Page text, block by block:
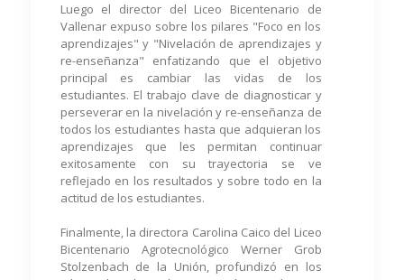
Luego el director del Liceo Bicentenario de
Vallenar expuso sobre los pilares "Foco en los
aprendizajes" y "Nivelación de aprendizajes y
re-enseñanza" enfatizando que el objetivo
principal es cambiar las vidas de los
estudiantes. El trabajo clave de diagnosticar y
perseverar en la nivelación y re-enseñanza de
todos los estudiantes hasta que adquieran los
aprendizajes que les permitan continuar
exitosamente con su trayectoria se ve
reflejado en los resultados y sobre todo en la
actitud de los estudiantes.
Finalmente, la directora Carolina Caico del Liceo
Bicentenario Agrotecnológico Werner Grob
Stolzenbach de la Unión, profundizó en los